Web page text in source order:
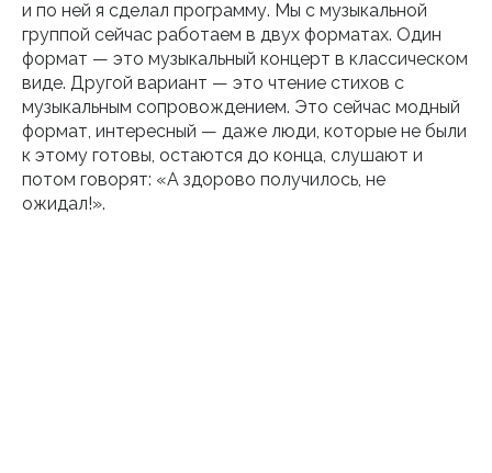
и по ней я сделал программу. Мы с музыкальной
группой сейчас работаем в двух форматах. Один
формат — это музыкальный концерт в классическом
виде. Другой вариант — это чтение стихов с
музыкальным сопровождением. Это сейчас модный
формат, интересный — даже люди, которые не были
к этому готовы, остаются до конца, слушают и
потом говорят: «А здорово получилось, не
ожидал!».